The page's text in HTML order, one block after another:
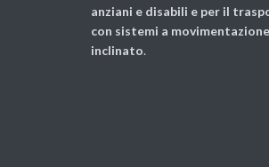
anziani e disabili e per il
con sistemi a
inclinato.